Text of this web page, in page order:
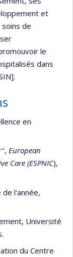
et
soins de
le
dans
en
European
Care (ESPNIC),
l'année,
Université
du Centre